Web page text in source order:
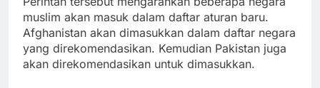
muslim akan masuk dalam daftar aturan baru.
Afghanistan akan dimasukkan dalam daftar negara
yang direkomendasikan. Kemudian Pakistan juga
akan direkomendasikan untuk dimasukkan.